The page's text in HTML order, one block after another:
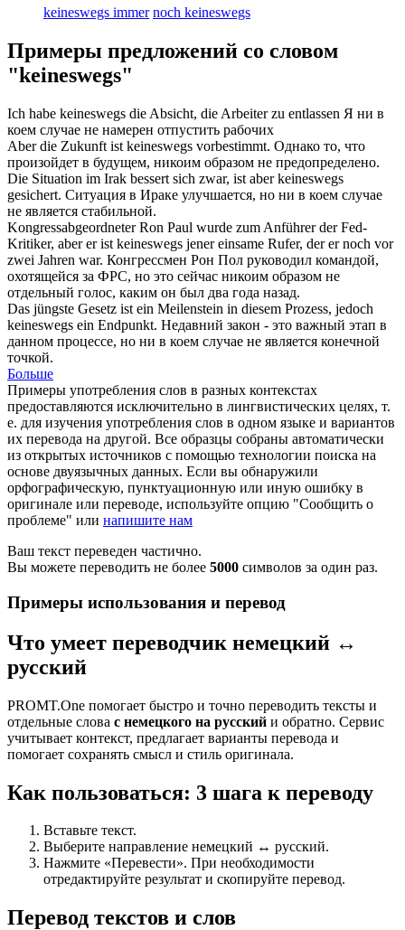
keineswegs immer noch keineswegs
Примеры предложений со словом
"keineswegs"
Ich habe keineswegs die Absicht, die Arbeiter zu entlassen Я ни в
коем случае не намерен отпустить рабочих
Aber die Zukunft ist keineswegs vorbestimmt. Однако то, что
произойдет в будущем, никоим образом не предопределено.
Die Situation im Irak bessert sich zwar, ist aberkeineswegs
gesichert. Ситуация в Ираке улучшается, но ни в коем случае
не является стабильной.
Kongressabgeordneter Ron Paul wurde zum Anführer der Fed-
Kritiker, aber er ist keineswegs jener einsame Rufer, der er noch vor
zwei Jahren war. Конгрессмен Рон Пол руководил командой,
охотящейся за ФРС, но это сейчас никоим образом не
отдельный голос, каким он был два года назад.
Das jüngste Gesetz ist ein Meilenstein in diesem Prozess, jedoch
keineswegs ein Endpunkt. Недавний закон - это важный этап в
данном процессе, но ни в коем случае не является конечной
точкой.
Больше
Примеры употребления слов в разных контекстах
предоставляются исключительно в лингвистических целях, т.
е. для изучения употребления слов в одном языке и вариантов
их перевода на другой. Все образцы собраны автоматически
из открытых источников с помощью технологии поиска на
основе двуязычных данных. Если вы обнаружили
орфографическую, пунктуационную или иную ошибку в
оригинале или переводе, используйте опцию "Сообщить о
проблеме" или напишите нам
Ваш текст переведен частично.
Вы можете переводить не более 5000 символов за один раз.
Примеры использования и перевод
Что умеет переводчик немецкий ↔
русский
PROMT.One помогает быстро и точно переводить тексты и
отдельные слова с немецкого на русский и обратно. Сервис
учитывает контекст, предлагает варианты перевода и
помогает сохранять смысл и стиль оригинала.
Как пользоваться: 3 шага к переводу
Вставьте текст.
Выберите направление немецкий ↔ русский.
Нажмите «Перевести». При необходимости
отредактируйте результат и скопируйте перевод.
Перевод текстов и слов